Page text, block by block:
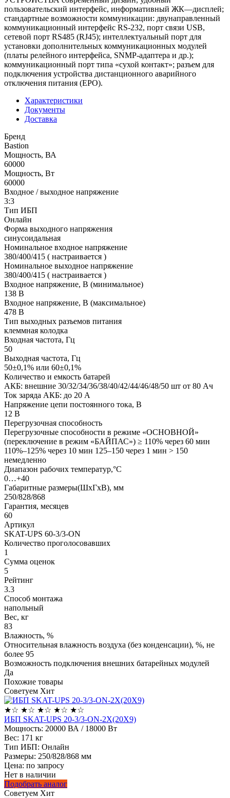
пользовательский интерфейс, информативный ЖК—дисплей;
стандартные возможности коммуникации: двунаправленный
коммуникационный интерфейс RS-232, порт связи USB,
сетевой порт RS485 (RJ45); интеллектуальный порт для
установки дополнительных коммуникационных модулей
(платы релейного интерфейса, SNMP-адаптера и др.);
коммуникационный порт типа «сухой контакт»; разъем для
подключения устройства дистанционного аварийного
отключения питания (EPO).
Характеристики
Документы
Доставка
Бренд
Bastion
Мощность, ВА
60000
Мощность, Вт
60000
Входное / выходное напряжение
3:3
Тип ИБП
Онлайн
Форма выходного напряжения
синусоидальная
Номинальное входное напряжение
380/400/415 ( настраивается )
Номинальное выходное напряжение
380/400/415 ( настраивается )
Входное напряжение, В (минимальное)
138 В
Входное напряжение, В (максимальное)
478 В
Тип выходных разъемов питания
клеммная колодка
Входная частота, Гц
50
Выходная частота, Гц
50±0,1% или 60±0,1%
Количество и емкость батарей
АКБ: внешние 30/32/34/36/38/40/42/44/46/48/50 шт от 80 Ач
Ток заряда АКБ: до 20 А
Напряжение цепи постоянного тока, В
12 В
Перегрузочная способность
Перегрузочные способности в режиме «ОСНОВНОЙ»
(переключение в режим «БАЙПАС») ≥ 110% через 60 мин
110%–125% через 10 мин 125–150 через 1 мин > 150
немедленно
Диапазон рабочих температур,°С
0…+40
Габаритные размеры(ШxГxВ), мм
250/828/868
Гарантия, месяцев
60
Артикул
SKAT-UPS 60-3/3-ON
Количество проголосовавших
1
Сумма оценок
5
Рейтинг
3.3
Способ монтажа
напольный
Вес, кг
83
Влажность, %
Относительная влажность воздуха (без конденсации), %, не
более 95
Возможность подключения внешних батарейных модулей
Да
Похожие товары
Советуем Хит
★☆ ★☆ ★☆ ★☆ ★☆
ИБП SKAT-UPS 20-3/3-ON-2X(20X9)
Мощность: 20000 ВА / 18000 Вт
Вес: 171 кг
Тип ИБП: Онлайн
Размеры: 250/828/868 мм
Цена: по запросу
Нет в наличии
Подобрать аналог
Советуем Хит